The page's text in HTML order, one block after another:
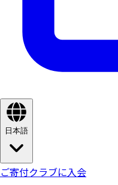
日本語
ご寄付クラブに入会